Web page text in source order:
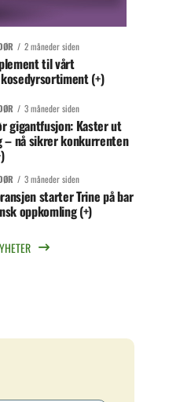
2 måneder siden
til vårt
(+)
3 måneder siden
gigantfusjon: Kaster ut
– nå sikrer konkurrenten
3 måneder siden
starter Trine på bar
oppkomling (+)